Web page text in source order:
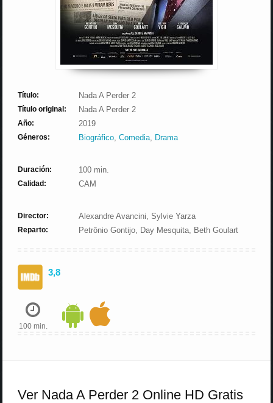
Título: Nada A Perder 2
Título original: Nada A Perder 2
Año: 2019
Géneros: Biográfico,Comedia, Drama
Duración: 100 min.
Calidad: CAM
Director: Alexandre Avancini, Sylvie Yarza
Reparto: Petrônio Gontijo, Day Mesquita, Beth Goulart
3,8
100 min.
Ver Nada A Perder 2 Online HD Gratis